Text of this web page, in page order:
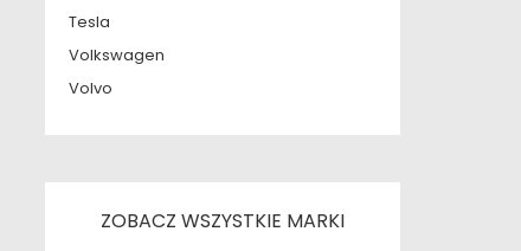
Tesla
Volkswagen
Volvo
ZOBACZ WSZYSTKIE MARKI